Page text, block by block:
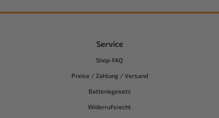
Service
Shop-FAQ
Preise / Zahlung / Versand
Batteriegesetz
Widerrufsrecht